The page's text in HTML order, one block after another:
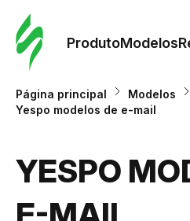
ProdutoModelos
Página principal
Modelos
Yespo modelos de e-mail
YESPO